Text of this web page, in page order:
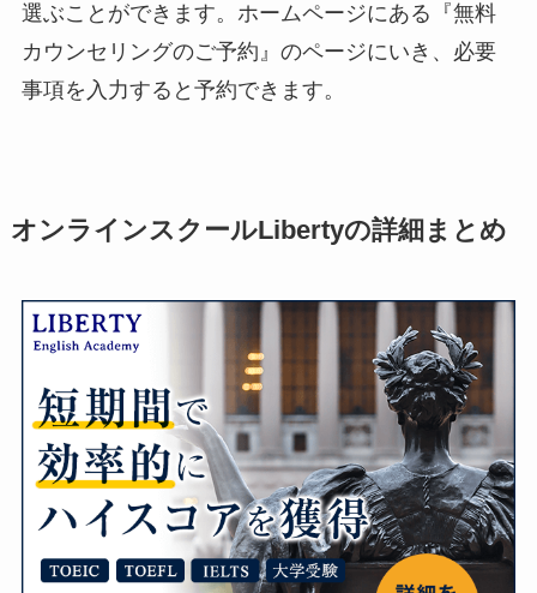
選ぶことができます。ホームページにある『無料
カウンセリングのご予約』のページにいき、必要
事項を入力すると予約できます。
オンラインスクールLibertyの詳細まとめ